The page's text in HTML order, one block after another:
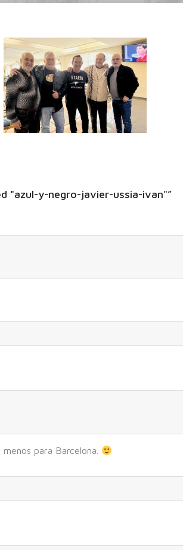
"azul-y-negro-javier-ussia-ivan"”
para Barcelona.